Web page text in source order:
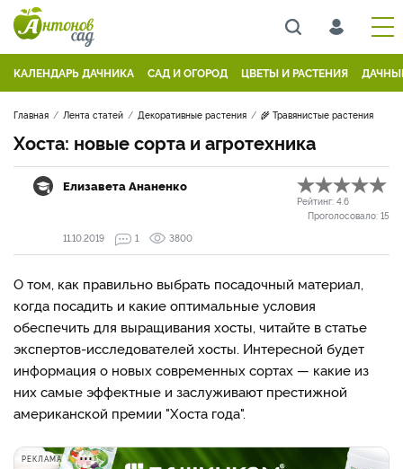
КАЛЕНДАРЬ ДАЧНИКА САД И ОГОРОД ЦВЕТЫ И РАСТЕНИЯ
Главная Лента статей Декоративные растения 🌾 Травянистые растения
Хоста: новые сорта и агротехника
Елизавета Ананенко
Рейтинг: 4.6
Проголосовало: 15
11.10.2019
1 3800
О том, как правильно выбрать посадочный материал,
когда посадить и какие оптимальные условия
обеспечить для выращивания хосты, читайте в статье
экспертов-исследователей хосты. Интересной будет
информация о новых современных сортах — какие из
них самые эффектные и заслуживают престижной
американской премии "Хоста года".
РЕКЛАМА